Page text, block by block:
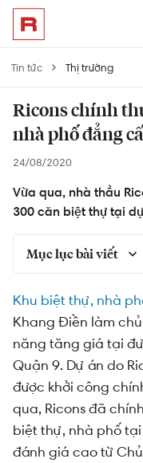
Tin tức Thị trường
Ricons chính
nhà phố đẳng
24/08/2020
Vừa qua, nhà thầu
300 căn biệt thự tại
Mục lục bài viết
Verosa Park:
lý
Verosa Park
tặng xế xịn lên
Khu biệt thự, nhà
Khang Điền làm
năng tăng giá tại
Quận 9. Dự án do
được khởi công
qua, Ricons đã
biệt thự, nhà phố
đánh giá cao từ